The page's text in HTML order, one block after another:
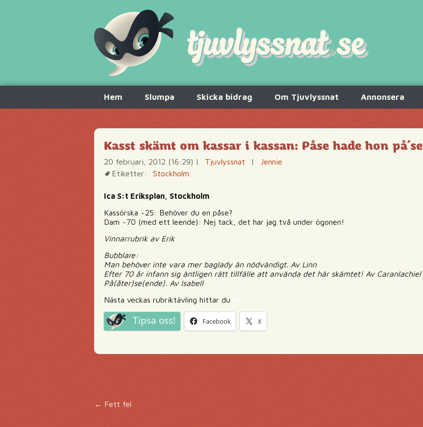
innehåll
Hem Slumpa Skicka bidrag Om Tjuvlyssnat Annonsera
Kasst skämt om kassar i kassan: Påse hade hon på´se
20 februari, 2012 (16:29) | Tjuvlyssnat |
Jennie
Etiketter:
Stockholm
Ica S:t Eriksplan, Stockholm
Kassörska ~25: Behöver du en påse?
Dam ~70 (med ett leende): Nej tack, det har jag två under ögonen!
Vinnarrubrik av Erik
Bubblare:
Man behöver inte vara mer baglady än nödvändigt. Av Linn
Efter 70 år infann sig äntligen rätt tillfälle att använda det här skämtet! Av Caranlachiel
På(åter)se(ende). Av Isabell
Nästa veckas rubriktävling hittar du
Tipsa oss! Facebook X
Inläggsnavigering
←Fett fel